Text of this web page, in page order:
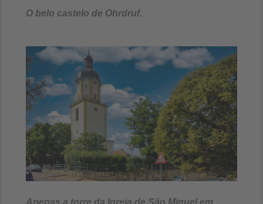
O belo castelo de Ohrdruf.